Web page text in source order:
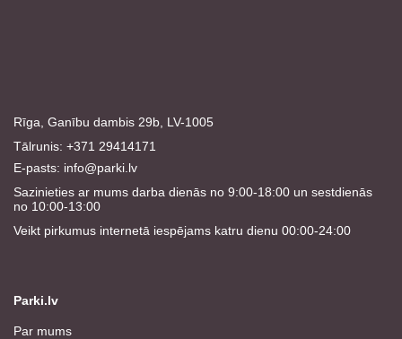
Rīga, Ganību dambis 29b, LV-1005
Tālrunis: +371 29414171
E-pasts: info@parki.lv
Sazinieties ar mums darba dienās no 9:00-18:00 un sestdienās
no 10:00-13:00
Veikt pirkumus internetā iespējams katru dienu 00:00-24:00
Parki.lv
Par mums